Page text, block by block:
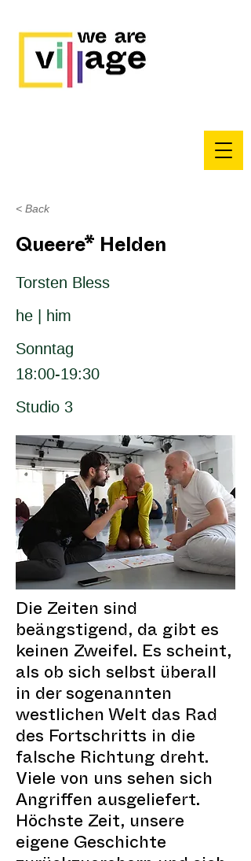
< Back
Queere* Helden
Torsten Bless
he | him
Sonntag
18:00-19:30
Studio 3
Die Zeiten sind
beängstigend, da gibt es
keinen Zweifel. Es scheint,
als ob sich selbst überall
in der sogenannten
westlichen Welt das Rad
des Fortschritts in die
falsche Richtung dreht.
Viele von uns sehen sich
Angriffen ausgeliefert.
Höchste Zeit, unsere
eigene Geschichte